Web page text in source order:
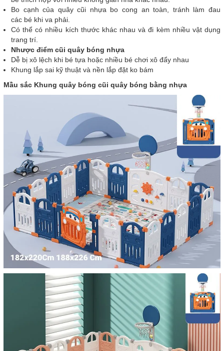
Bo cạnh của quây cũi nhựa bo cong an toàn, tránh làm đau
các bé khi va phải.
Có thể có nhiều kích thước khác nhau và đi kèm nhiều vật dụng
trang trí.
Nhược điểm cũi quây bóng nhựa
Dễ bị xô lệch khi bé tựa hoặc nhiều bé chơi xô đẩy nhau
Khung lắp sai kỹ thuật và nền lắp đặt ko bám
Mầu sắc Khung quây bóng cũi quây bóng bằng nhựa